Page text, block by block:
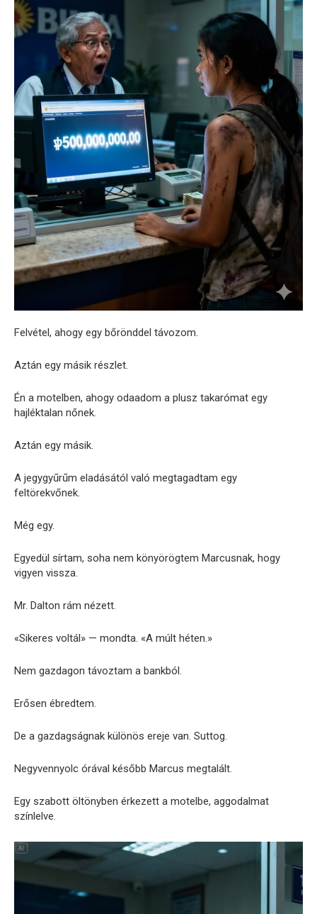
Felvétel, ahogy egy bőrönddel távozom.
Aztán egy másik részlet.
Én a motelben, ahogy odaadom a plusz takarómat egy
hajléktalan nőnek.
Aztán egy másik.
A jegygyűrűm eladásától való megtagadtam egy
feltörekvőnek.
Még egy.
Egyedül sírtam, soha nem könyörögtem Marcusnak, hogy
vigyen vissza.
Mr. Dalton rám nézett.
«Sikeres voltál» — mondta. «A múlt héten.»
Nem gazdagon távoztam a bankból.
Erősen ébredtem.
De a gazdagságnak különös ereje van. Suttog.
Negyvennyolc órával később Marcus megtalált.
Egy szabott öltönyben érkezett a motelbe, aggodalmat
színlelve.